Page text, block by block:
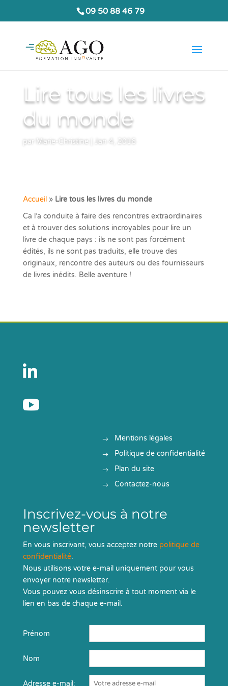
09 50 88 46 79
Lire tous les livres
du monde
par Marie-Christine Jan 4, 2016
Accueil» Lire tous les livres du monde
Ca l’a conduite à faire des rencontres extraordinaires
et à trouver des solutions incroyables pour lire un
livre de chaque pays : ils ne sont pas forcément
édités, ils ne sont pas traduits, elle trouve des
originaux, rencontre des auteurs ou des fournisseurs
de livres inédits. Belle aventure !


Mentions légales
Politique de confidentialité
Plan du site
Contactez-nous
Inscrivez-vous à notre
newsletter
En vous inscrivant, vous acceptez notre politique de
confidentialité.
Nous utilisons votre e-mail uniquement pour vous
envoyer notre newsletter.
Vous pouvez vous désinscrire à tout moment via le
lien en bas de chaque e-mail.
Prénom
Nom
Adresse e-mail: